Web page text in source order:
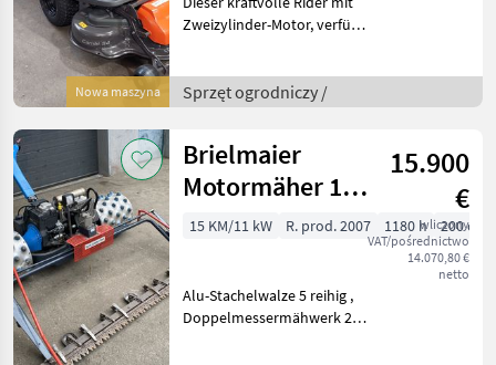
Nowa maszyna
Zweizylinder-Motor, verfügt
Heckauswurf System
optional mit 94 cm
optional
Sprzęt ogrodniczy /
Brielmaier
Motormäher 15
PS
15.900
€
wliczony
VAT/pośrednictwo
14.070,80 €
netto
15 KM/11 kW R. prod. 2007 1180 h 200 cm
Alu-Stachelwalze 5 reihig ,
Doppelmessermähwerk 2